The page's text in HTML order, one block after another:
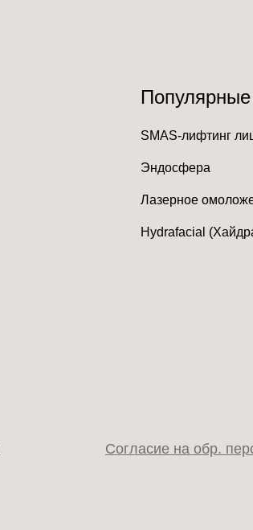
SMAS-лифтинг
Эндосфера
Лазерное
Hydrafacial
Согласие на обр.